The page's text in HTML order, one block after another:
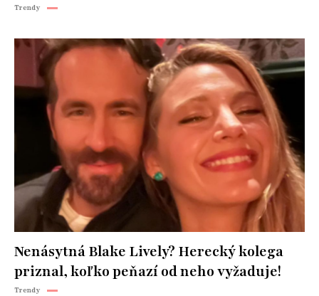
Trendy
Nenásytná Blake Lively? Herecký kolega
priznal, koľko peňazí od neho vyžaduje!
Trendy